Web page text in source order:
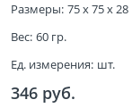
Размеры: 75 x 75 x 28
Вес: 60 гр.
Ед. измерения: шт.
346 руб.